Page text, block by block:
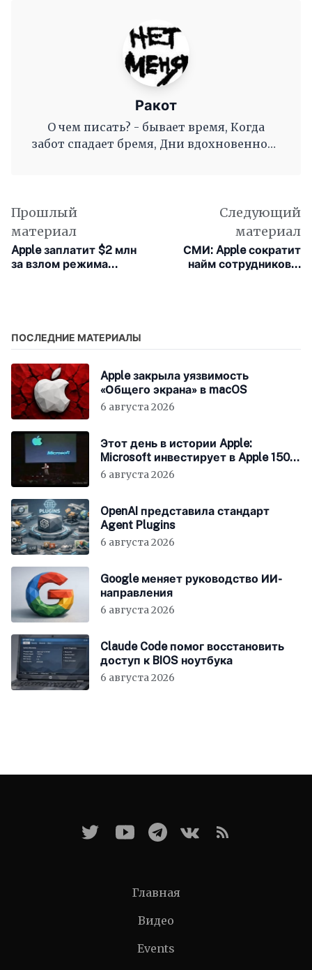
Ракот
О чем писать? - бывает время, Когда
забот спадает бремя, Дни вдохновенного
Прошлый
материал
Apple заплатит $2 млн
за взлом режима
Следующий
материал
СМИ: Apple сократит
найм сотрудников и
ПОСЛЕДНИЕ МАТЕРИАЛЫ
Apple закрыла уязвимость
«Общего экрана» в macOS
6 августа 2026
Этот день в истории Apple:
Microsoft инвестирует в Apple 150
миллионов долларов
6 августа 2026
OpenAI представила стандарт
Agent Plugins
6 августа 2026
Google меняет руководство ИИ-
направления
6 августа 2026
Claude Code помог восстановить
доступ к BIOS ноутбука
6 августа 2026
Главная
Видео
Events